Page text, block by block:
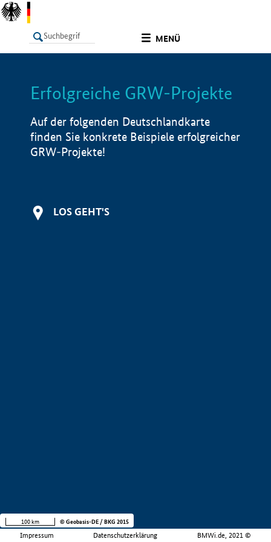
MENÜ
LISTE Info
Erfolgreiche GRW-Projekte
Auf der folgenden Deutschlandkarte
finden Sie konkrete Beispiele erfolgreicher
GRW-Projekte!
LOS GEHT'S
Impressum Datenschutzerklärung BMWi.de, 2021 ©
100 km © Geobasis-DE / BKG 2015